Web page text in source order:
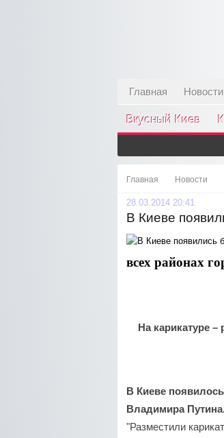
Главная Новости
Вкусный Киев
Главная Новости
28.03.2014 20:41
В Киеве
всех районах
На карикатуре –
В Киеве
Владимира
"Разместили